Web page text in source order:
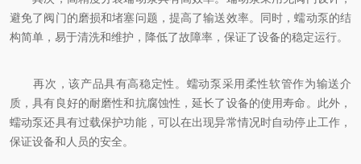
避免了阀门的磨损和堵塞问题，提高了输送效率。同时，蠕动泵的结
构简单，易于清洗和维护，降低了故障率，保证了设备的稳定运行。
再次，该产品具有高稳定性。蠕动泵采用柔性软管作为输送介
质，具有良好的耐磨性和抗腐蚀性，延长了设备的使用寿命。此外，
蠕动泵还具有过载保护功能，可以在出现异常情况时自动停止工作，
保证设备和人员的安全。